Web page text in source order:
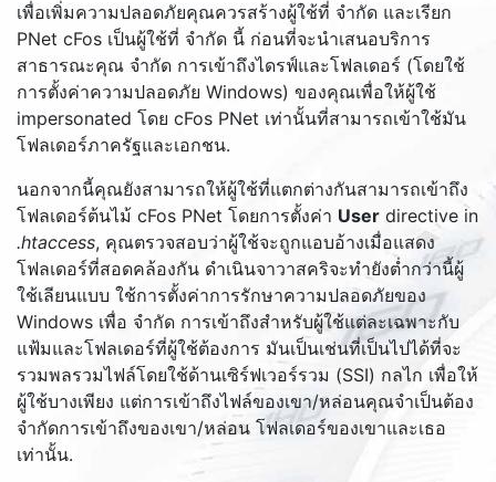
เพื่อเพิ่มความปลอดภัยคุณควรสร้างผู้ใช้ที่ จำกัด และเรียก
PNet cFos เป็นผู้ใช้ที่ จำกัด นี้ ก่อนที่จะนำเสนอบริการ
สาธารณะคุณ จำกัด การเข้าถึงไดรฟ์และโฟลเดอร์ (โดยใช้
การตั้งค่าความปลอดภัย Windows) ของคุณเพื่อให้ผู้ใช้
impersonated โดย cFos PNet เท่านั้นที่สามารถเข้าใช้มัน
โฟลเดอร์ภาครัฐและเอกชน.
นอกจากนี้คุณยังสามารถให้ผู้ใช้ที่แตกต่างกันสามารถเข้าถึง
โฟลเดอร์ต้นไม้ cFos PNet โดยการตั้งค่า User directive in
.htaccess, คุณตรวจสอบว่าผู้ใช้จะถูกแอบอ้างเมื่อแสดง
โฟลเดอร์ที่สอดคล้องกัน ดำเนินจาวาสคริจะทำยังต่ำกว่านี้ผู้
ใช้เลียนแบบ ใช้การตั้งค่าการรักษาความปลอดภัยของ
Windows เพื่อ จำกัด การเข้าถึงสำหรับผู้ใช้แต่ละเฉพาะกับ
แฟ้มและโฟลเดอร์ที่ผู้ใช้ต้องการ มันเป็นเช่นที่เป็นไปได้ที่จะ
รวมพลรวมไฟล์โดยใช้ด้านเซิร์ฟเวอร์รวม (SSI) กลไก เพื่อให้
ผู้ใช้บางเพียง แต่การเข้าถึงไฟล์ของเขา/หล่อนคุณจำเป็นต้อง
จำกัดการเข้าถึงของเขา/หล่อน โฟลเดอร์ของเขาและเธอ
เท่านั้น.